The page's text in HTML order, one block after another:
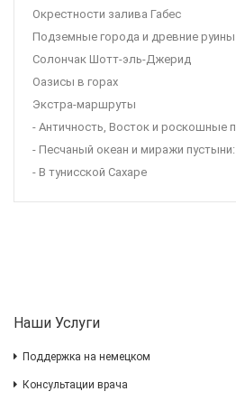
Окрестности залива Габес
Подземные города и древние руины
Солончак Шотт-эль-Джерид
Оазисы в горах
Экстра-маршруты
- Античность, Восток и роскошные
- Песчаный океан и миражи
- В тунисской Сахаре
Наши Услуги
Поддержка на немецком
Консультации врача